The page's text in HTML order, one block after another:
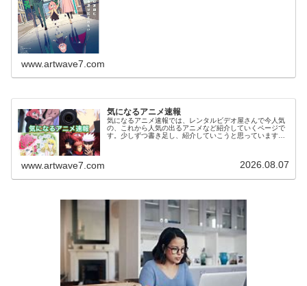
www.artwave7.com
気になるアニメ速報
気になるアニメ速報では、レンタルビデオ屋さんで今人気
の、これから人気の出るアニメなど紹介していくページで
す。少しずつ書き足し、紹介していこうと思っています。
www.artwave7.com 2026.08.07